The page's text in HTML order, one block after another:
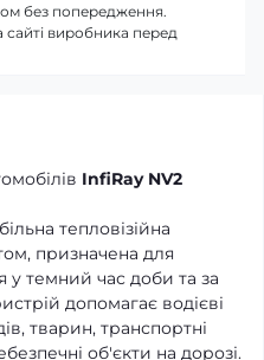
InfiRay NV2
тепловізійна
призначена для
у темний час доби та за
допомагає водієві
тварин, транспортні
об'єкти на дорозі.
без попередження.
сайті виробника перед